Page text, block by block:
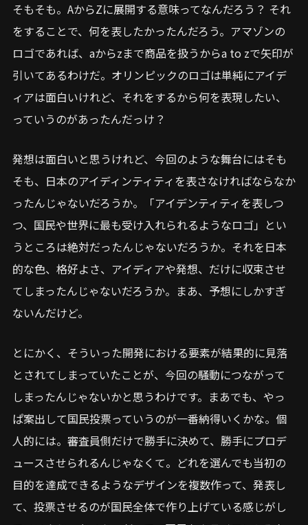
そもそも。AからZに展開する意味ってなんだろう？ それ
をすることで、何を表したかったんだろう。アマゾンの
ロゴであれば、aからzまで商品を扱うからa to zで矢印が
引いてあるわけだ。オリンピックのロゴは単純にアイデ
ィアは面白いけれど、それをするから何を表現したい、
っていうのがあったんだっけ？
発想は面白いと思うけれど、今回のような舞台にはそも
そも、日本のアイディンティティを表さなければならなか
ったんじゃないだろうか。「アイデンティティを表しつ
つ、国民や世界に最も受け入れられるようなロゴ」とい
うところは絶対だったんじゃないだろうか。それを日本
的な色、格好よさ、アイディアや発想、だけに収束させ
てしまったんじゃないだろうか。まあ、予想にしかすぎ
ないんだけど。
とにかく、そういった開発における要素が結果的に見落
とされてしまっていたことが、今回の騒動につながって
しまったんじゃないかと思うわけです。まあでも、やっ
ぱ案出して国民投票っていうのが一番納得いくかな。個
人的には。審査員側だけで勝手に決めて、勝手にプロデ
ュースさせられるんじゃなくて。どれを選んでも当初の
目的を達成できるようなデザインを複数作って、発表し
て、投票させるのが国民全体で作り上げている感じがし